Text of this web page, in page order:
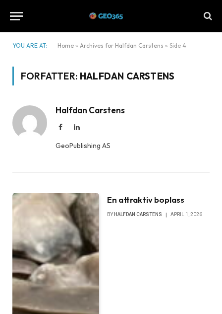
YOU ARE AT: Home » Archives for Halfdan Carstens » Side 4
FORFATTER: HALFDAN CARSTENS
Halfdan Carstens
FacebookLinkedIn
GeoPublishing AS
En attraktiv boplass
BY HALFDAN CARSTENS APRIL 1, 2026